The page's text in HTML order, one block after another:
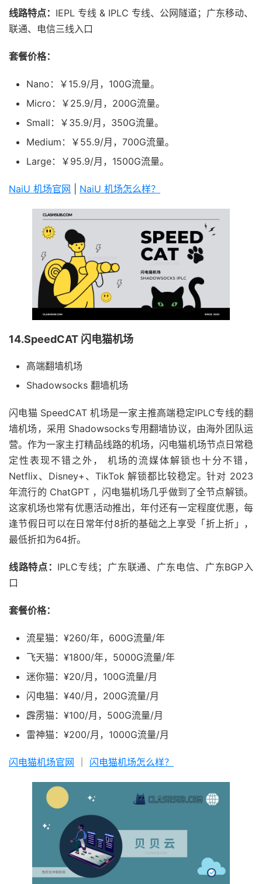
线路特点： IEPL 专线 & IPLC 专线、公网隧道；广东移动、
联通、电信三线入口
套餐价格：
Nano：￥15.9/月，100G流量。
Micro：￥25.9/月，200G流量。
Small：￥35.9/月，350G流量。
Medium：￥55.9/月，700G流量。
Large：￥95.9/月，1500G流量。
NaiU 机场官网 NaiU 机场怎么样？
14.SpeedCAT 闪电猫机场
高端翻墙机场
Shadowsocks 翻墙机场
闪电猫 SpeedCAT 机场是一家主推高端稳定IPLC专线的翻
墙机场，采用 Shadowsocks专用翻墙协议，由海外团队运
营。作为一家主打精品线路的机场，闪电猫机场节点日常稳
定性表现不错之外， 机场的流媒体解锁也十分不错，
Netflix、Disney+、TikTok 解锁都比较稳定。针对 2023
年流行的 ChatGPT ，闪电猫机场几乎做到了全节点解锁。
这家机场也常有优惠活动推出，年付还有一定程度优惠，每
逢节假日可以在日常年付8折的基础之上享受「折上折」，
最低折扣为64折。
线路特点： IPLC专线；广东联通、广东电信、广东BGP入
口
套餐价格：
流星猫：¥260/年，600G流量/年
飞天猫：¥1800/年，5000G流量/年
迷你猫：¥20/月，100G流量/月
闪电猫：¥40/月，200G流量/月
霹雳猫：¥100/月，500G流量/月
雷神猫：¥200/月，1000G流量/月
闪电猫机场官网 闪电猫机场怎么样？